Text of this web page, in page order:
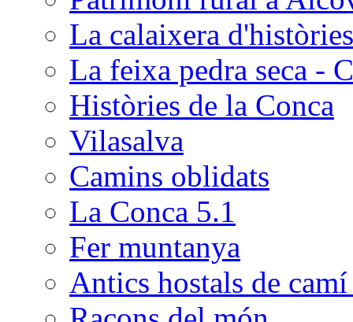
La calaixera d'històries
La feixa pedra seca -
Històries de la Conca
Vilasalva
Camins oblidats
La Conca 5.1
Fer muntanya
Antics hostals de